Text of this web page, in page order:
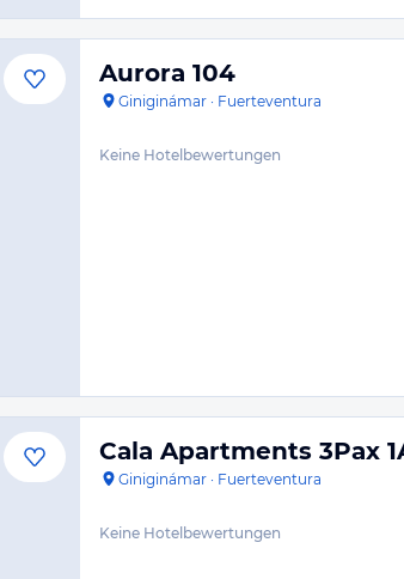
Aurora 104
Giniginámar · Fuerteventura
Keine Hotelbewertungen
Cala Apartments 3Pax
Giniginámar · Fuerteventura
Keine Hotelbewertungen